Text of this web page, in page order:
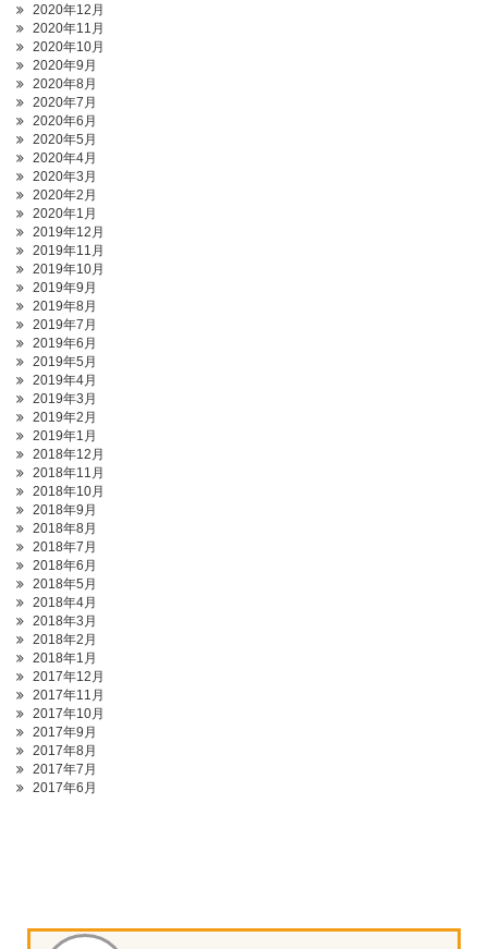
2020年12月
2020年11月
2020年10月
2020年9月
2020年8月
2020年7月
2020年6月
2020年5月
2020年4月
2020年3月
2020年2月
2020年1月
2019年12月
2019年11月
2019年10月
2019年9月
2019年8月
2019年7月
2019年6月
2019年5月
2019年4月
2019年3月
2019年2月
2019年1月
2018年12月
2018年11月
2018年10月
2018年9月
2018年8月
2018年7月
2018年6月
2018年5月
2018年4月
2018年3月
2018年2月
2018年1月
2017年12月
2017年11月
2017年10月
2017年9月
2017年8月
2017年7月
2017年6月